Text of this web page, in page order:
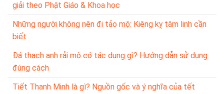
giải theo Phật Giáo & Khoa học
Những người không nên đi tảo mộ: Kiêng kỵ tâm linh cần
biết
Đá thạch anh rải mộ có tác dụng gì? Hướng dẫn sử dụng
đúng cách
Tiết Thanh Minh là gì? Nguồn gốc và ý nghĩa của tết